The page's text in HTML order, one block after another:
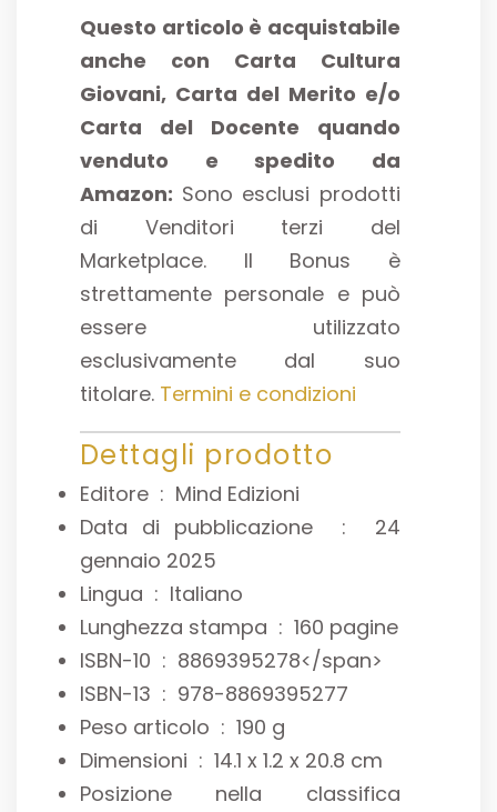
Questo articolo è acquistabile
anche con Carta Cultura
Giovani, Carta del Merito e/o
Carta del Docente quando
venduto e spedito da
Amazon: Sono esclusi prodotti
di Venditori terzi del
Marketplace. Il Bonus è
strettamente personale e può
essere utilizzato
esclusivamente dal suo
titolare.Termini e condizioni
Dettagli prodotto
Editore ‏ : ‎ Mind Edizioni
Data di pubblicazione ‏ : ‎ 24
gennaio 2025
Lingua ‏ : ‎ Italiano
Lunghezza stampa ‏ : ‎ 160 pagine
ISBN-10 ‏ : ‎ 8869395278</span>
ISBN-13 ‏ : ‎ 978-8869395277
Peso articolo ‏ : ‎ 190 g
Dimensioni ‏ : ‎ 14.1 x 1.2 x 20.8 cm
Posizione nella classifica